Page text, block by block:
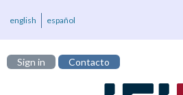
english español
Sign in Contacto